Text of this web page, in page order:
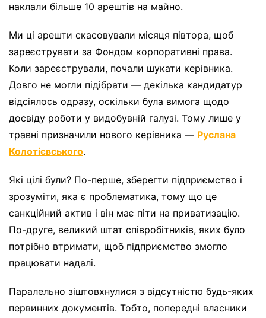
наклали більше 10 арештів на майно.
Ми ці арешти скасовували місяця півтора, щоб
зареєструвати за Фондом корпоративні права.
Коли зареєстрували, почали шукати керівника.
Довго не могли підібрати — декілька кандидатур
відсіялось одразу, оскільки була вимога щодо
досвіду роботи у видобувній галузі. Тому лише у
травні призначили нового керівника — Руслана
Колотієвського.
Які цілі були? По-перше, зберегти підприємство і
зрозуміти, яка є проблематика, тому що це
санкційний актив і він має піти на приватизацію.
По-друге, великий штат співробітників, яких було
потрібно втримати, щоб підприємство змогло
працювати надалі.
Паралельно зіштовхнулися з відсутністю будь-яких
первинних документів. Тобто, попередні власники